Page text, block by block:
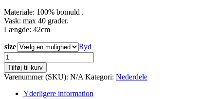
Materiale: 100% bomuld .
Vask: max 40 grader.
Længde: 42cm
size
Ryd
milkyway
Monroe
antal
Tilføj til kurv
Varenummer (SKU): N/A Kategori: Nederdele
Yderligere information